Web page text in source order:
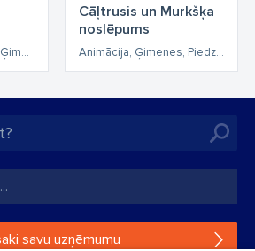
Komēdija, Animācija, Ģimenes, Fantāzija, Piedzīvojumi
Cāļtrusis un Murkšķa
noslēpums
Animācija, Ģimenes, Piedzīvojumi
savu uzņēmumu